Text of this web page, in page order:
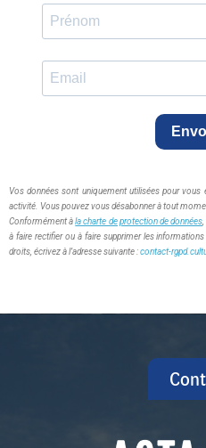
Vos données sont uniquement utilisées pour vous
activité. Vous pouvez vous désabonner à tout
Conformément àla charte de protection de données,
à faire rectifier ou à faire supprimer les
droits, écrivez à l’adresse suivante :contact-